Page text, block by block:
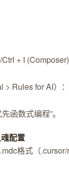
+ I
> Rules for AI）：
函数式编程”。
配置
格式（